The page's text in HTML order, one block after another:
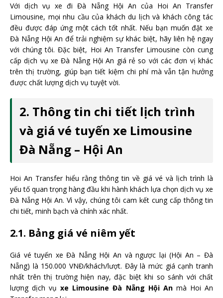
Với dịch vụ xe đi Đà Nẵng Hội An của Hoi An Transfer
Limousine, mọi nhu cầu của khách du lịch và khách công tác
đều được đáp ứng một cách tốt nhất. Nếu bạn muốn đặt xe
Đà Nẵng Hội An để trải nghiệm sự khác biệt, hãy liên hệ ngay
với chúng tôi. Đặc biệt, Hoi An Transfer Limousine còn cung
cấp dịch vụ xe Đà Nẵng Hội An giá rẻ so với các đơn vị khác
trên thị trường, giúp bạn tiết kiệm chi phí mà vẫn tận hưởng
được chất lượng dịch vụ tuyệt vời.
2. Thông tin chi tiết lịch trình
và giá vé tuyến xe Limousine
Đà Nẵng – Hội An
Hoi An Transfer hiểu rằng thông tin về giá vé và lịch trình là
yếu tố quan trọng hàng đầu khi hành khách lựa chọn dịch vụ xe
Đà Nẵng Hội An. Vì vậy, chúng tôi cam kết cung cấp thông tin
chi tiết, minh bạch và chính xác nhất.
2.1. Bảng giá vé niêm yết
Giá vé tuyến xe Đà Nẵng Hội An và ngược lại (Hội An – Đà
Nẵng) là 150.000 VNĐ/khách/lượt. Đây là mức giá cạnh tranh
nhất trên thị trường hiện nay, đặc biệt khi so sánh với chất
lượng dịch vụxe Limousine Đà Nẵng Hội Anmà Hoi An